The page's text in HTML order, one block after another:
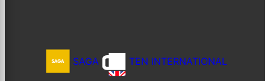
SAGA TEN INTERNATIONAL